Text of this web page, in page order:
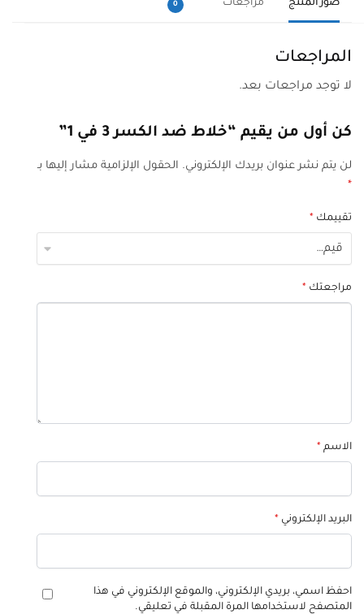
صور المنتج مراجعات 0
المراجعات
لا توجد مراجعات بعد.
كن أول من يقيم “خلاط ضد الكسر 3 في 1”
لن يتم نشر عنوان بريدك الإلكتروني. الحقول الإلزامية مشار إليها بـ
*
تقييمك *
مراجعتك *
الاسم *
البريد الإلكتروني *
احفظ اسمي، بريدي الإلكتروني، والموقع الإلكتروني في هذا
المتصفح لاستخدامها المرة المقبلة في تعليقي.